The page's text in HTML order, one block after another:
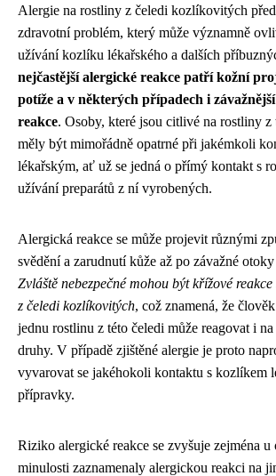
Alergie na rostliny z čeledi kozlíkovitých
zdravotní problém, který může významně
užívání kozlíku lékařského a dalších
nejčastější alergické reakce patří kožní
potíže a v některých případech i závažnější
reakce. Osoby, které jsou citlivé na rostliny z
měly být mimořádně opatrné při jakémkoli
lékařským, ať už se jedná o přímý kontakt s
užívání preparátů z ní vyrobených.
Alergická reakce se může projevit různými
svědění a zarudnutí kůže až po závažné
Zvláště nebezpečné mohou být křížové
z čeledi kozlíkovitých, což znamená, že
jednu rostlinu z této čeledi může reagovat i
druhy. V případě zjištěné alergie je proto
vyvarovat se jakéhokoli kontaktu s kozlíkem
přípravky.
Riziko alergické reakce se zvyšuje zejména
minulosti zaznamenaly alergickou reakci na